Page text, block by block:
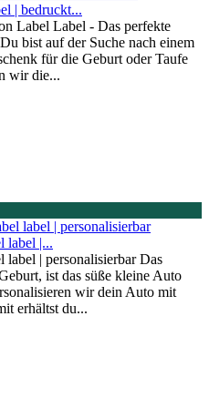
| bedruckt...
Label Label - Das perfekte
bist auf der Suche nach einem
für die Geburt oder Taufe
wir die...
label |...
| personalisierbar Das
ist das süße kleine Auto
wir dein Auto mit
erhältst du...